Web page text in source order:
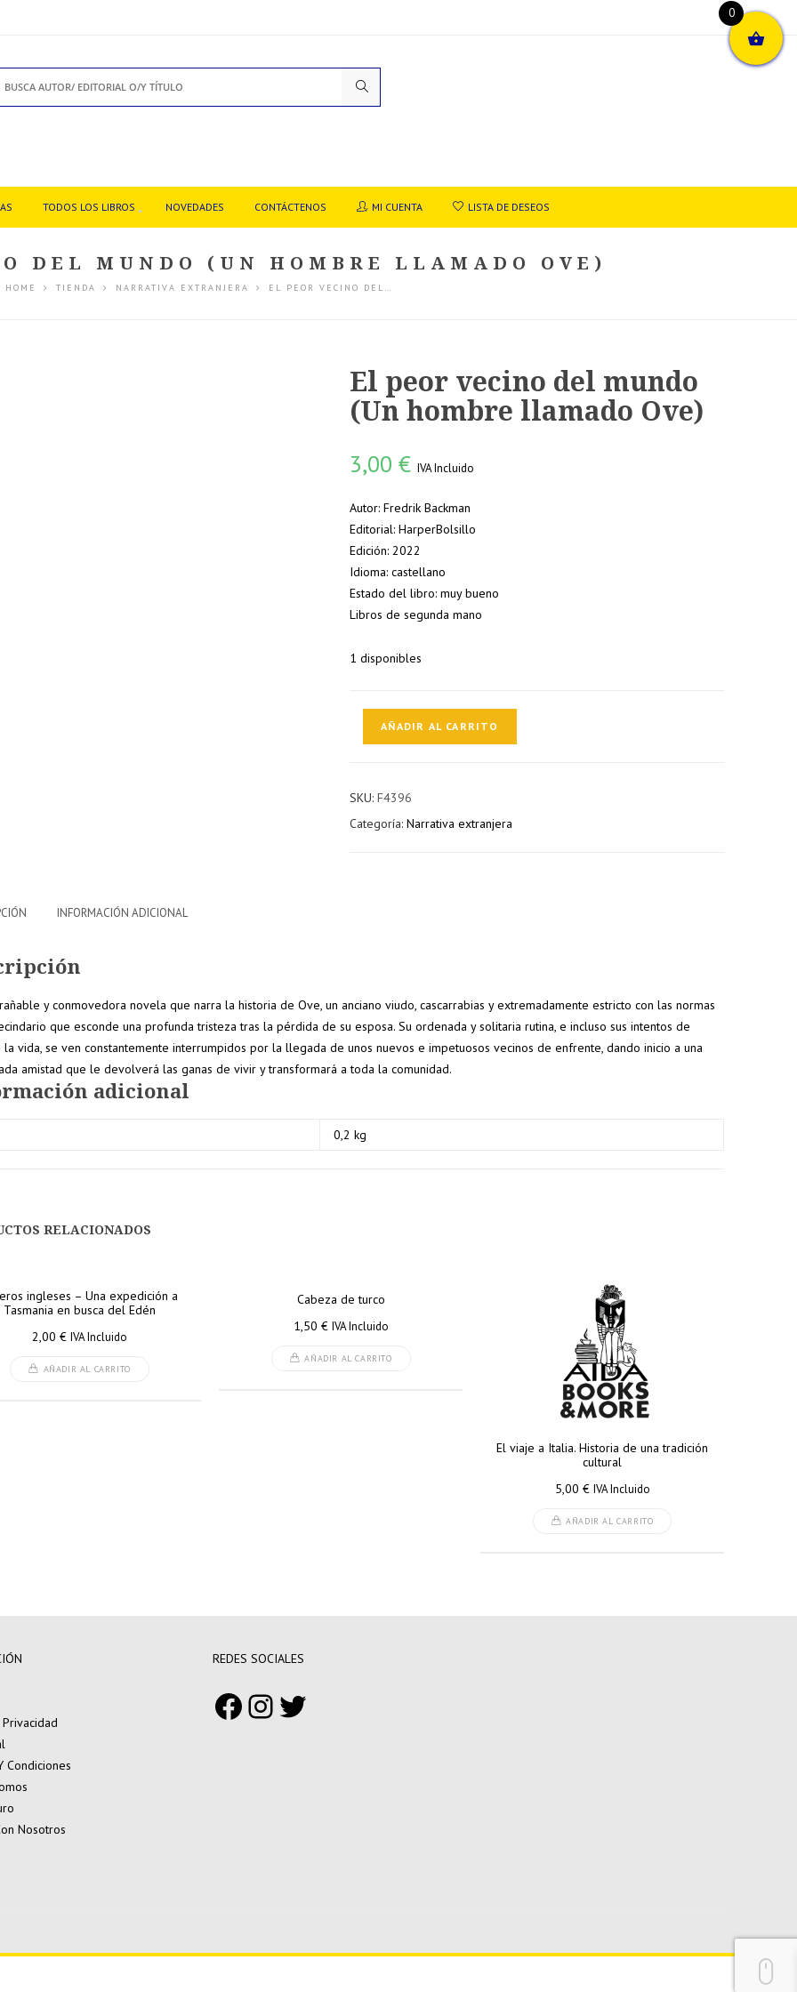
TODOS LOS LIBROS NOVEDADES CONTÁCTENOS MI CUENTA LISTA DE DESEOS
DEL MUNDO (UN HOMBRE LLAMADO OVE)
HOME TIENDA NARRATIVA EXTRANJERA EL PEOR VECINO DEL…
El peor vecino del mundo
(Un hombre llamado Ove)
3,00€ IVA Incluido
Autor: Fredrik Backman
Editorial: HarperBolsillo
Edición: 2022
Idioma: castellano
Estado del libro: muy bueno
Libros de segunda mano
1 disponibles
mundo
(Un
AÑADIR AL CARRITO
SKU:F4396
Categoría:Narrativa extranjera
INFORMACIÓN ADICIONAL
y conmovedora novela que narra la historia de Ove, un anciano viudo, cascarrabias y extremadamente estricto con las normas
que esconde una profunda tristeza tras la pérdida de su esposa. Su ordenada y solitaria rutina, e incluso sus intentos de
la vida, se ven constantemente interrumpidos por la llegada de unos nuevos e impetuosos vecinos de enfrente, dando inicio a una
amistad que le devolverá las ganas de vivir y transformará a toda la comunidad.
adicional
0,2 kg
RELACIONADOS
ingleses – Una expedición a
Tasmania en busca del Edén
2,00 € IVA Incluido
AÑADIR AL CARRITO
Cabeza de turco
1,50 € IVA Incluido
AÑADIR AL CARRITO
El viaje a Italia. Historia de una tradición
cultural
5,00 € IVA Incluido
AÑADIR AL CARRITO
10% de
descuento
en tu
15% de
descuento
superiores
5% de
descuento
7% de
Condiciones
Nosotros
REDES SOCIALES
Facebook
Instagram
Twitter
0